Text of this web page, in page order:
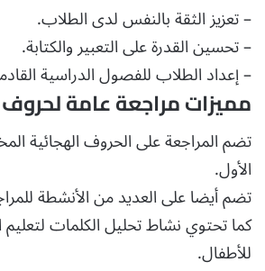
– تعزيز الثقة بالنفس لدى الطلاب.
– تحسين القدرة على التعبير والكتابة.
– إعداد الطلاب للفصول الدراسية
مميزات مراجعة عامة
تضم المراجعة على الحروف الهجائية
الأول.
تضم أيضا على العديد من الأنشطة
كما تحتوي نشاط تحليل الكلمات لتعليم
للأطفال.